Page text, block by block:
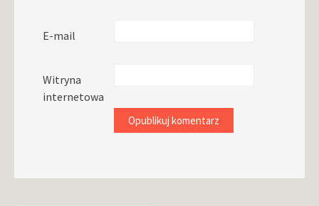
E-mail
Witryna
internetowa